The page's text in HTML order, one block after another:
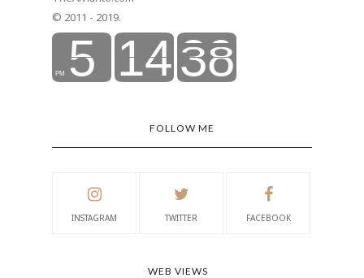
© 2011 - 2019.
FOLLOW ME
INSTAGRAM TWITTER FACEBOOK
WEB VIEWS